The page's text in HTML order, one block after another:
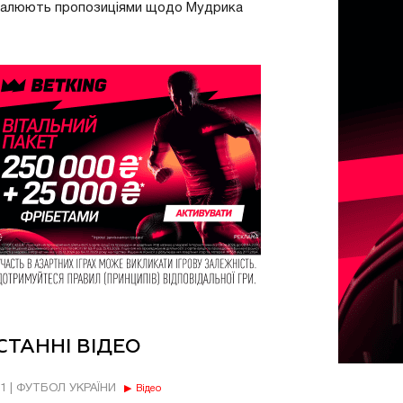
пропозиціями щодо Мудрика
ВІДЕО
| ФУТБОЛ УКРАЇНИ Відео